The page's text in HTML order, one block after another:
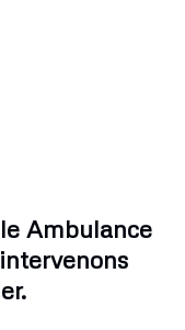
Ambulance